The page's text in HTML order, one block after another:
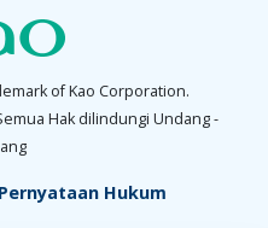
of Kao Corporation.
Hak dilindungi Undang -
Pernyataan Hukum